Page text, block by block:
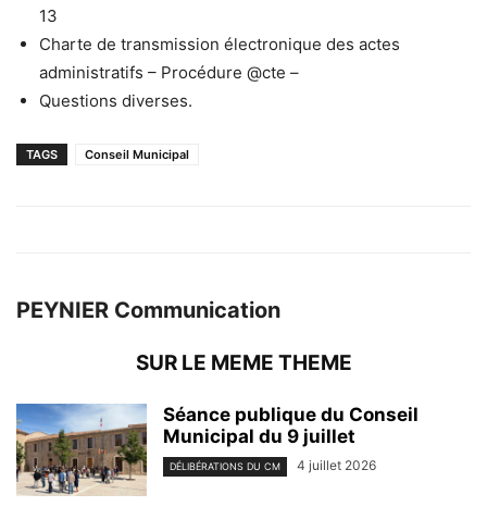
13
Charte de transmission électronique des actes
administratifs – Procédure @cte –
Questions diverses.
TAGS Conseil Municipal
PEYNIER Communication
SUR LE MEME THEME
Séance publique du Conseil
Municipal du 9 juillet
DÉLIBÉRATIONS DU CM 4 juillet 2026